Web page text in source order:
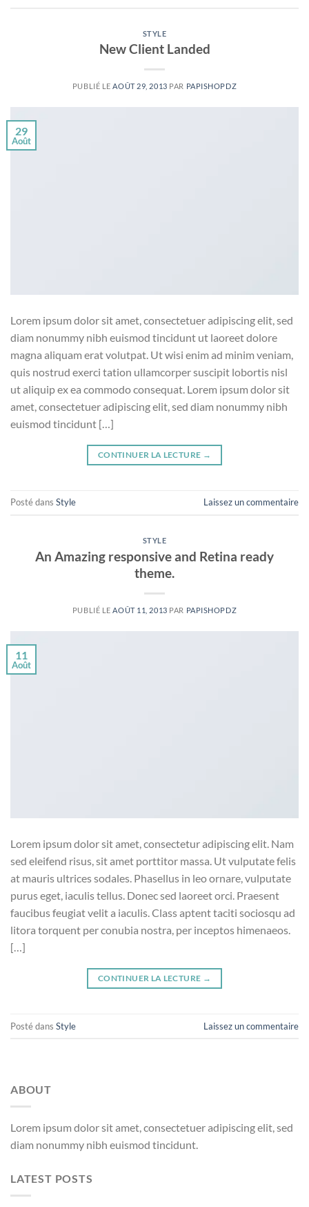
STYLE
New Client Landed
PUBLIÉ LEAOÛT 29, 2013 PAR PAPISHOPDZ
29
Août
Lorem ipsum dolor sit amet, consectetuer adipiscing elit, sed
diam nonummy nibh euismod tincidunt ut laoreet dolore
magna aliquam erat volutpat. Ut wisi enim ad minim veniam,
quis nostrud exerci tation ullamcorper suscipit lobortis nisl
ut aliquip ex ea commodo consequat. Lorem ipsum dolor sit
amet, consectetuer adipiscing elit, sed diam nonummy nibh
euismod tincidunt […]
CONTINUER LA LECTURE →
Posté dans Style Laissez un commentaire
STYLE
An Amazing responsive and Retina ready
theme.
PUBLIÉ LEAOÛT 11, 2013 PAR PAPISHOPDZ
11
Août
Lorem ipsum dolor sit amet, consectetur adipiscing elit. Nam
sed eleifend risus, sit amet porttitor massa. Ut vulputate felis
at mauris ultrices sodales. Phasellus in leo ornare, vulputate
purus eget, iaculis tellus. Donec sed laoreet orci. Praesent
faucibus feugiat velit a iaculis. Class aptent taciti sociosqu ad
litora torquent per conubia nostra, per inceptos himenaeos.
[…]
CONTINUER LA LECTURE →
Posté dans Style Laissez un commentaire
ABOUT
Lorem ipsum dolor sit amet, consectetuer adipiscing elit, sed
diam nonummy nibh euismod tincidunt.
LATEST POSTS